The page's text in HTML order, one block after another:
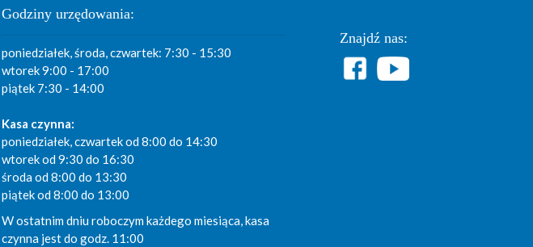
Godziny urzędowania:
poniedziałek, środa, czwartek: 7:30 - 15:30
wtorek 9:00 - 17:00
piątek 7:30 - 14:00
Kasa czynna:
poniedziałek, czwartek od 8:00 do 14:30
wtorek od 9:30 do 16:30
środa od 8:00 do 13:30
piątek od 8:00 do 13:00
W ostatnim dniu roboczym każdego miesiąca, kasa
czynna jest do godz. 11:00
Znajdź nas: